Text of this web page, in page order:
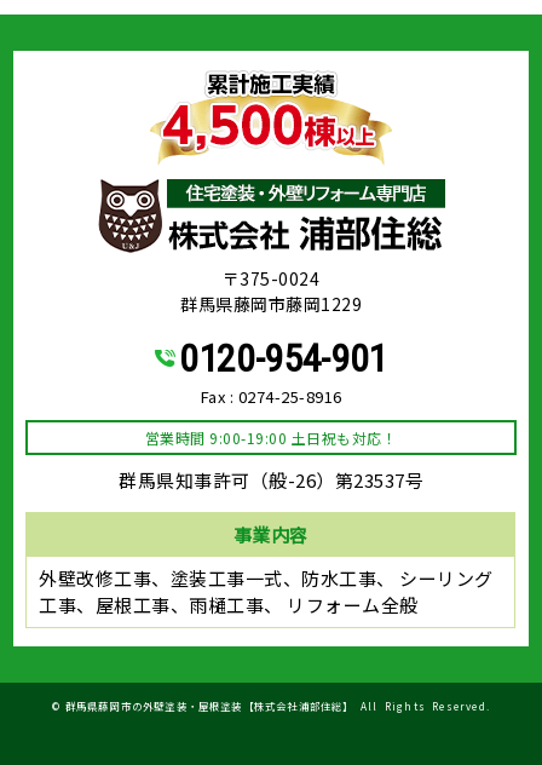
〒375-0024
群馬県藤岡市藤岡1229
0120-954-901
Fax : 0274-25-8916
営業時間 9:00-19:00 土日祝も対応！
群馬県知事許可（般-26）第23537号
事業内容
外壁改修工事、塗装工事⼀式、防水工事、
シーリング
工事、屋根工事、雨樋工事、
リフォーム全般
© 群馬県藤岡市の外壁塗装・屋根塗装【株式会社浦部住総】 All Rights Reserved.